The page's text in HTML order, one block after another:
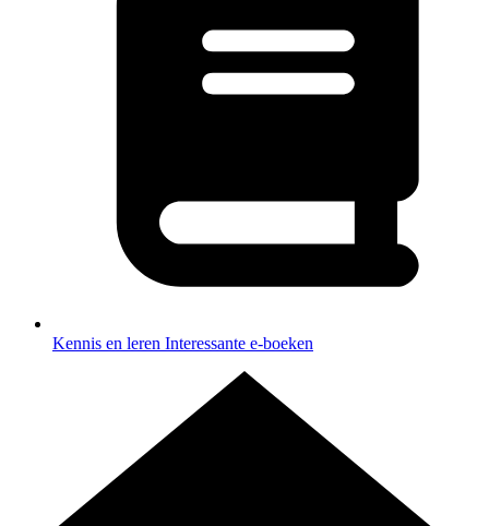
Kennis en leren Interessante e-boeken